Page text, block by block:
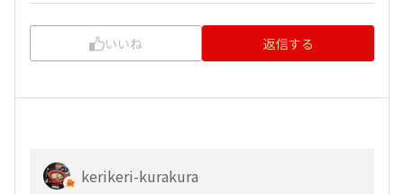
いいね 返信する
kerikeri-kurakura